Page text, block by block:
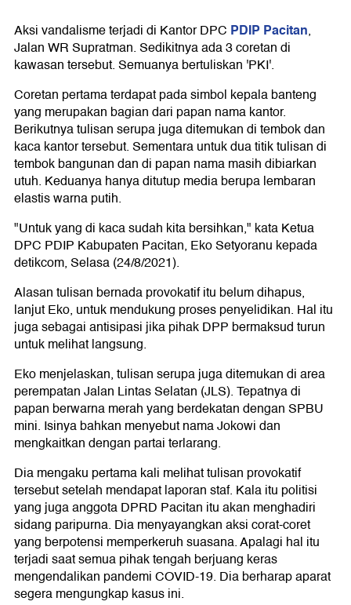
Aksi vandalisme terjadi di Kantor DPC PDIP Pacitan,
Jalan WR Supratman. Sedikitnya ada 3 coretan di
kawasan tersebut. Semuanya bertuliskan 'PKI'.
Coretan pertama terdapat pada simbol kepala banteng
yang merupakan bagian dari papan nama kantor.
Berikutnya tulisan serupa juga ditemukan di tembok dan
kaca kantor tersebut. Sementara untuk dua titik tulisan di
tembok bangunan dan di papan nama masih dibiarkan
utuh. Keduanya hanya ditutup media berupa lembaran
elastis warna putih.
"Untuk yang di kaca sudah kita bersihkan," kata Ketua
DPC PDIP Kabupaten Pacitan, Eko Setyoranu kepada
detikcom, Selasa (24/8/2021).
Alasan tulisan bernada provokatif itu belum dihapus,
lanjut Eko, untuk mendukung proses penyelidikan. Hal itu
juga sebagai antisipasi jika pihak DPP bermaksud turun
untuk melihat langsung.
Eko menjelaskan, tulisan serupa juga ditemukan di area
perempatan Jalan Lintas Selatan (JLS). Tepatnya di
papan berwarna merah yang berdekatan dengan SPBU
mini. Isinya bahkan menyebut nama Jokowi dan
mengkaitkan dengan partai terlarang.
Dia mengaku pertama kali melihat tulisan provokatif
tersebut setelah mendapat laporan staf. Kala itu politisi
yang juga anggota DPRD Pacitan itu akan menghadiri
sidang paripurna. Dia menyayangkan aksi corat-coret
yang berpotensi memperkeruh suasana. Apalagi hal itu
terjadi saat semua pihak tengah berjuang keras
mengendalikan pandemi COVID-19. Dia berharap aparat
segera mengungkap kasus ini.